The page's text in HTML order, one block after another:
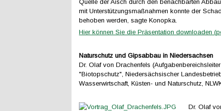
Quelle der Aisch durch den benachbarten
mit Unterstützungsmaßnahmen konnte der
behoben werden, sagte Konopka.
Hier können Sie die Präsentation downloaden
Naturschutz und Gipsabbau in Niedersachsen
Dr. Olaf von Drachenfels (Aufgabenbereichsleiter
"Biotopschutz", Niedersächsischer
Wasserwirtschaft, Küsten- und Naturschutz,
Dr. Olaf